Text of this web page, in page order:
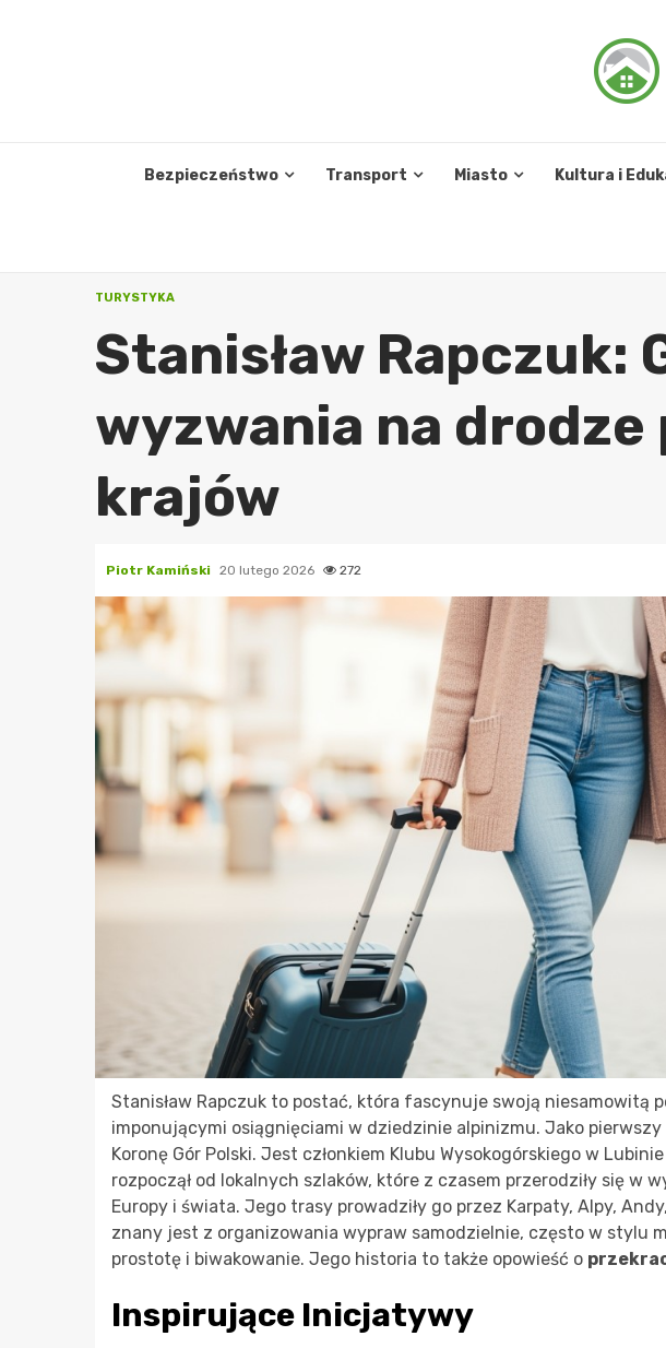
Bezpieczeństwo Transport Miasto Kultura i
TURYSTYKA
Stanisław Rapczuk:
wyzwania na drodze
krajów
Piotr Kamiński 20 lutego 2026 272
Stanisław Rapczuk to postać, która fascynuje swoją niesamowitą
imponującymi osiągnięciami w dziedzinie alpinizmu. Jako pierwszy
Koronę Gór Polski. Jest członkiem Klubu Wysokogórskiego w
rozpoczął od lokalnych szlaków, które z czasem przerodziły się w
Europy i świata. Jego trasy prowadziły go przez Karpaty, Alpy,
znany jest z organizowania wypraw samodzielnie, często w stylu
prostotę i biwakowanie. Jego historia to także opowieść o
Inspirujące Inicjatywy